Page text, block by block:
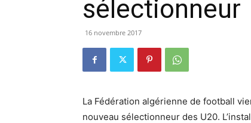
sélectionneur
16 novembre 2017
La Fédération algérienne de football
nouveau sélectionneur des U20.